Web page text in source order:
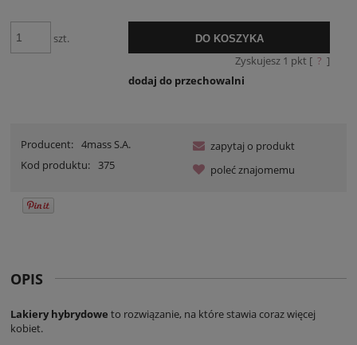
30 dni,
sprzedaży.
szt. DO KOSZYKA
Zyskujesz 1 pkt [ ? ]
dodaj do przechowalni
Producent: 4mass S.A.
Kod produktu: 375
zapytaj o produkt
poleć znajomemu
OPIS
Lakiery hybrydowe to rozwiązanie, na które stawia coraz więcej
kobiet.